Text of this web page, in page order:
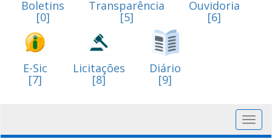
Boletins
[0]
Transparência
[5]
Ouvidoria
[6]
E-Sic
[7]
Licitações
[8]
Diário
[9]